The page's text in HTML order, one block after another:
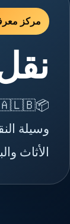
مركز
وسيلة
الأثاث